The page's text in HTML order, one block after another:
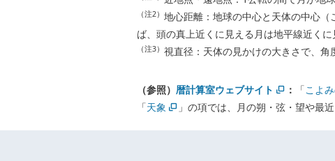
（注2） 地心距離：地球の中心と天体の中心
ば、頭の真上近くに見える月は地平線近く
（注3） 視直径：天体の見かけの大きさで、
（参照） 暦計算室ウェブサイト ： 「こよ
「天象 」の項では、月の朔・弦・望や最